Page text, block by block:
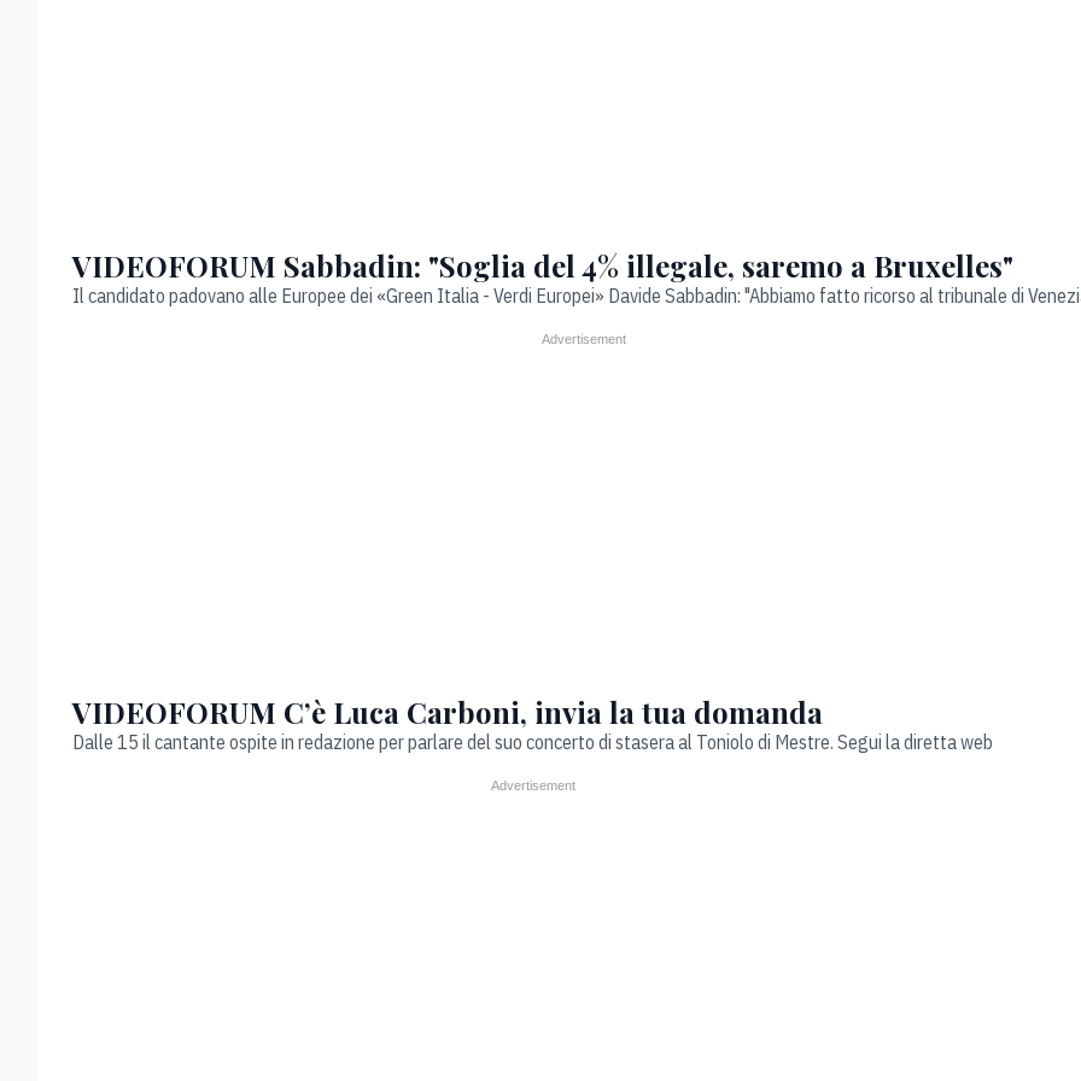
VIDEOFORUM Sabbadin: "Soglia del 4% illegale, saremo a Bruxelles"
Il candidato padovano alle Europee dei «Green Italia - Verdi Europei» Davide Sabbadin: "Abbiamo fatto ricorso al tribunale di
VIDEOFORUM C’è Luca Carboni, invia la tua domanda
Dalle 15 il cantante ospite in redazione per parlare del suo concerto di stasera al Toniolo di Mestre. Segui la diretta web